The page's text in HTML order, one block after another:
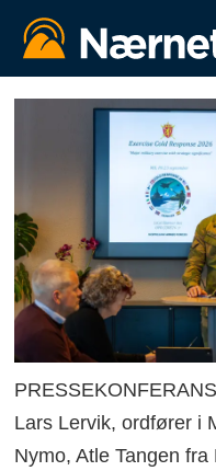
Lars Lervik, ordfører i
Nymo, Atle Tangen